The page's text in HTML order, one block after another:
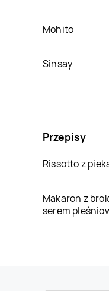
Mohito
Sinsay
Przepisy
Rissotto z
Makaron z
serem